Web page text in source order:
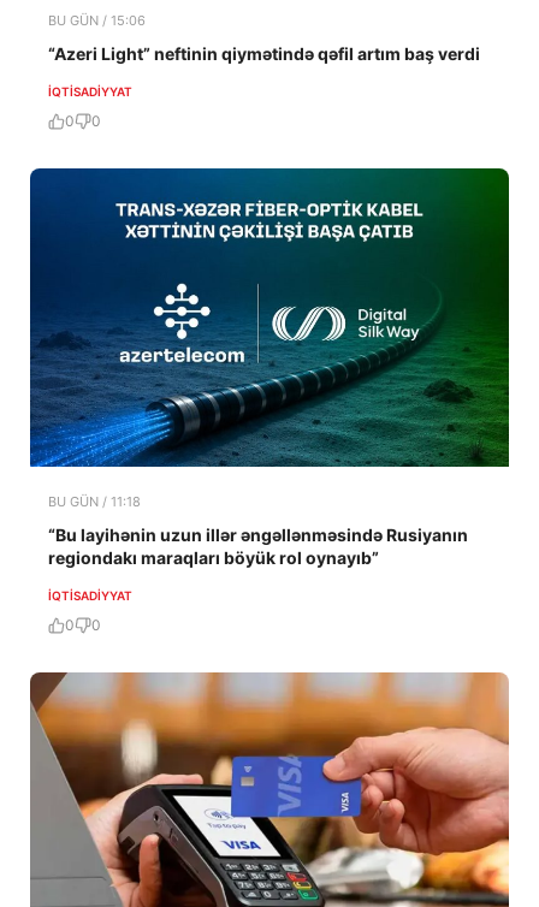
BU GÜN / 15:06
“Azeri Light” neftinin qiymətində qəfil artım baş verdi
İQTISADIYYAT
0 0
BU GÜN / 11:18
“Bu layihənin uzun illər əngəllənməsində Rusiyanın
regiondakı maraqları böyük rol oynayıb”
İQTISADIYYAT
0 0